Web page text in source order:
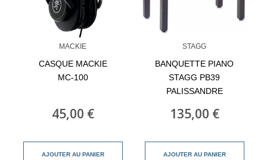
MACKIE
CASQUE MACKIE
MC-100
45,00 €
AJOUTER AU PANIER
STAGG
BANQUETTE PIANO
STAGG PB39
PALISSANDRE
135,00 €
AJOUTER AU PANIER